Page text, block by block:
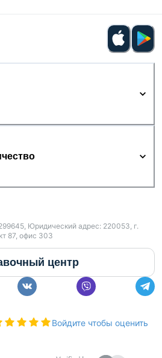
Юридический адрес: 220053, г.
87, офис 303
центр
Войдите чтобы оценить